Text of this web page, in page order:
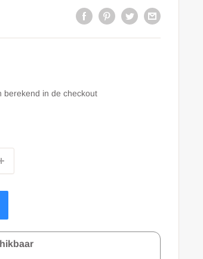
berekend in de checkout